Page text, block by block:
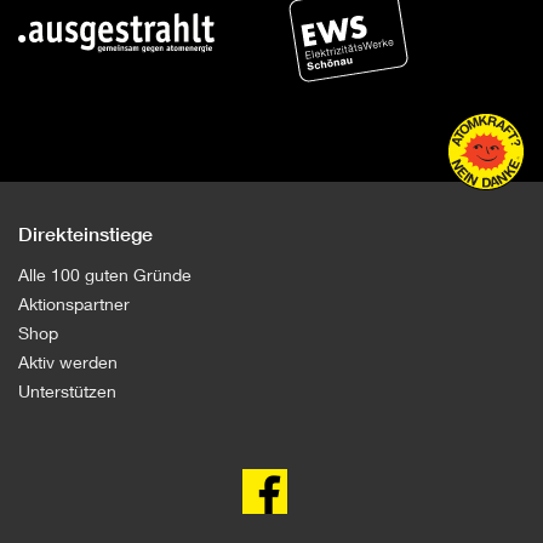
Direkteinstiege
Alle 100 guten Gründe
Aktionspartner
Shop
Aktiv werden
Unterstützen